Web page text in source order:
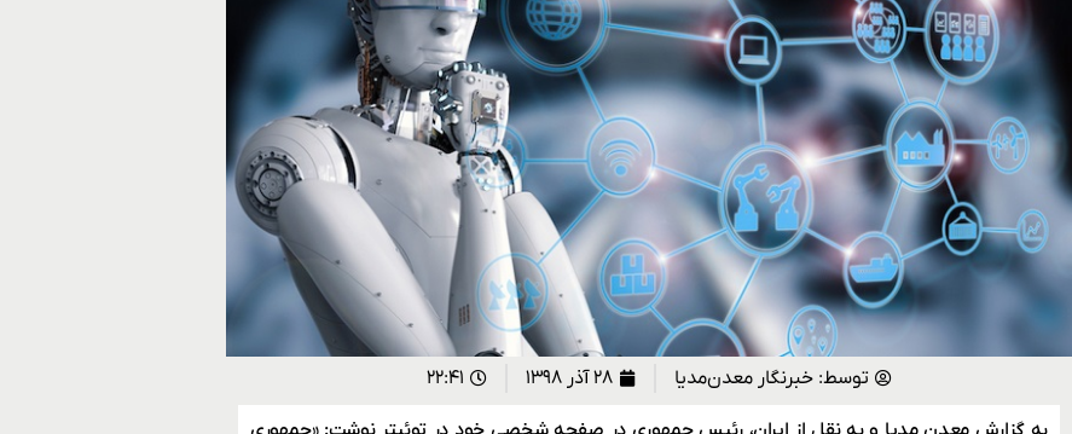
توسط: خبرنگار معدن‌مدیا ۲۸ آذر ۱۳۹۸ ۲۲:۴۱